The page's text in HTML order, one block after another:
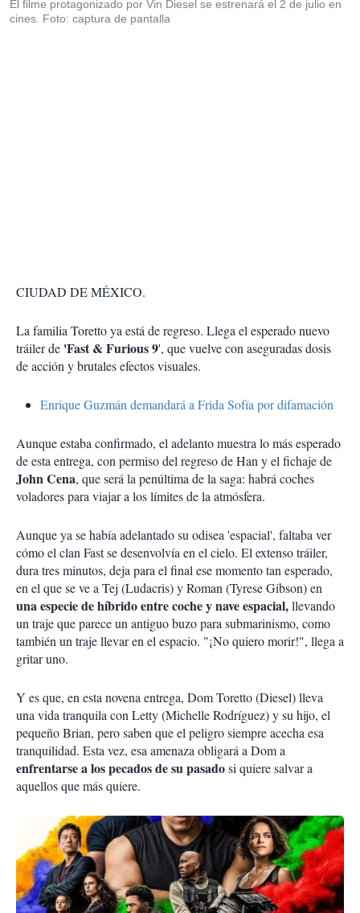
El filme protagonizado por Vin Diesel se estrenará el 2 de julio en
cines. Foto: captura de pantalla
CIUDAD DE MÉXICO.
La familia Toretto ya está de regreso. Llega el esperado nuevo
tráiler de 'Fast & Furious 9', que vuelve con aseguradas dosis
de acción y brutales efectos visuales.
Enrique Guzmán demandará a Frida Sofía por difamación
Aunque estaba confirmado, el adelanto muestra lo más esperado
de esta entrega, con permiso del regreso de Han y el fichaje de
John Cena, que será la penúltima de la saga: habrá coches
voladores para viajar a los límites de la atmósfera.
Aunque ya se había adelantado su odisea 'espacial', faltaba ver
cómo el clan Fast se desenvolvía en el cielo. El extenso tráiler,
dura tres minutos, deja para el final ese momento tan esperado,
en el que se ve a Tej (Ludacris) y Roman (Tyrese Gibson) en
una especie de híbrido entre coche y nave espacial,llevando
un traje que parece un antiguo buzo para submarinismo, como
también un traje llevar en el espacio. "¡No quiero morir!", llega a
gritar uno.
Y es que, en esta novena entrega, Dom Toretto (Diesel) lleva
una vida tranquila con Letty (Michelle Rodríguez) y su hijo, el
pequeño Brian, pero saben que el peligro siempre acecha esa
tranquilidad. Esta vez, esa amenaza obligará a Dom a
enfrentarse a los pecados de su pasadosi quiere salvar a
aquellos que más quiere.